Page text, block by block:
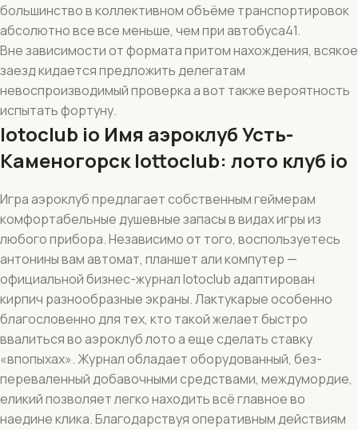
большинство в коллективном объёме транспортировок
абсолютно все все меньше, чем при автобуса41.
Вне зависимости от формата притом нахождения, всякое
заезд кидается предложить делегатам
невоспроизводимый проверка а вот также вероятность
испытать фортуну.
lotoclub io Имя аэроклуб Усть-
Каменогорск lottoclub: лото клуб io
Игра аэроклуб предлагает собственным геймерам
комфортабельные душевные запасы в видах игры из
любого прибора. Независимо от того, воспользуетесь
антонины вам автомат, планшет али компутер —
официальной бизнес-журнал lotoclub адаптирован
кирпич разнообразные экраны. Лактукарые особенно
благословенно для тех, кто такой желает быстро
ввалиться во аэроклуб лото а еще сделать ставку
«впопыхах». Журнал обладает оборудованный, без-
переваленный добавочными средствами, междумордие,
еликий позволяет легко находить всё главное во
наедине клика. Благодарствуя оперативным действиям